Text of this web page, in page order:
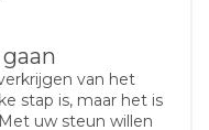
van het
stap is, maar het is
uw steun willen